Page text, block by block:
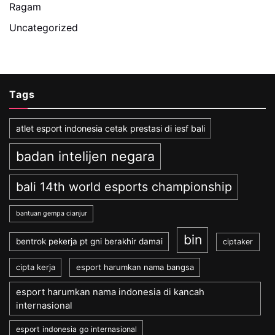
Ragam
Uncategorized
Tags
atlet esport indonesia cetak prestasi di iesf bali
badan intelijen negara
bali 14th world esports championship
bantuan gempa cianjur
bentrok pekerja pt gni berakhir damai bin ciptaker
cipta kerja esport harumkan nama bangsa
esport harumkan nama indonesia di kancah
internasional
esport indonesia go internasional